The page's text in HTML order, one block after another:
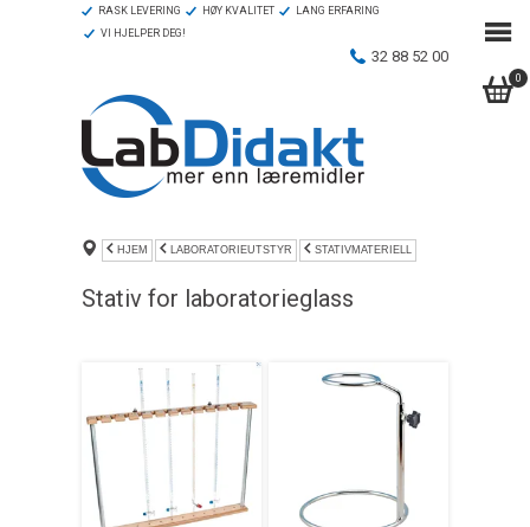
0
RASK LEVERING HØY KVALITET
LANG ERFARING
VI HJELPER DEG!
32 88 52 00
HJEM LABORATORIEUTSTYR STATIVMATERIELL
Stativ for laboratorieglass